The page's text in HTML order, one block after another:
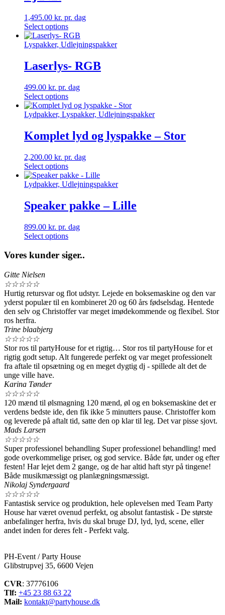
1,495.00 kr. pr. dag
Select options
Lyspakker, Udlejningspakker
Laserlys- RGB
499.00 kr. pr. dag
Select options
Lydpakker, Lyspakker, Udlejningspakker
Komplet lyd og lyspakke – Stor
2,200.00 kr. pr. dag
Select options
Lydpakker, Udlejningspakker
Speaker pakke – Lille
899.00 kr. pr. dag
Select options
Vores kunder siger..
Gitte Nielsen
☆☆☆☆☆
Hurtig retursvar og flot udstyr. Lejede en boksemaskine og den var
yderst populær til en kombineret 20 og 60 års fødselsdag. Hentede
den selv og Christoffer var meget imødekommende og flexibel. Stor
ros herfra.
Trine blaabjerg
☆☆☆☆☆
Stor ros til partyHouse for et rigtig… Stor ros til partyHouse for et
rigtig godt setup. Alt fungerede perfekt og var meget professionelt
fra aftale til opsætning og en meget dygtig dj - spillede alt det de
unge ville have.
Karina Tønder
☆☆☆☆☆
120 mænd til ølsmagning 120 mænd, øl og en boksemaskine det er
verdens bedste ide, den fik ikke 5 minutters pause. Christoffer kom
og leverede på aftalt tid, satte den op klar til leg. Det var pisse sjovt.
Mads Larsen
☆☆☆☆☆
Super professionel behandling Super professionel behandling! med
gode overkommelige priser, og god service. Både før, under og efter
festen! Har lejet dem 2 gange, og de har altid haft styr på tingene!
Både musikmæssigt og planlægningsmæssigt.
Nikolaj Syndergaard
☆☆☆☆☆
Fantastisk service og produktion, hele oplevelsen med Team Party
House har været ovenud perfekt, og absolut fantastisk - De største
anbefalinger herfra, hvis du skal bruge DJ, lyd, lyd, scene, eller
andet inden for deres felt - Perfekt valg.
PH-Event / Party House
Glibstrupvej 35, 6600 Vejen
CVR: 37776106
Tlf: +45 23 88 63 22
Mail: kontakt@partyhouse.dk